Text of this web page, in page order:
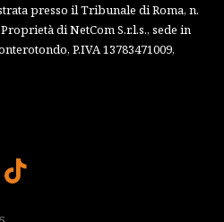
presso il Tribunale di Roma, n.
di NetCom S.r.l.s., sede in
P.IVA 13783471009,